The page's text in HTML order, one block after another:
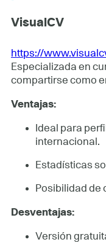
VisualCV
https://
Especializada en
compartirse como
Ventajas:
Ideal para
internacional.
Estadísticas
Posibilidad de
Desventajas:
Versión